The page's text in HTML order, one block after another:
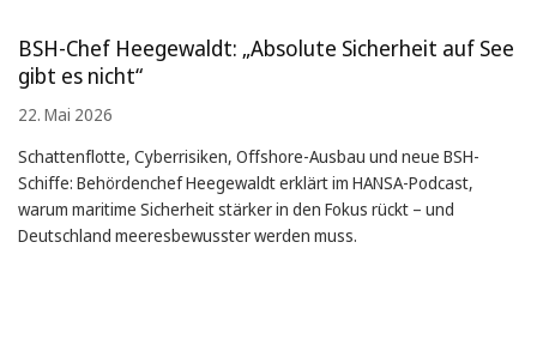
BSH-Chef Heegewaldt: „Absolute Sicherheit auf See
gibt es nicht“
22. Mai 2026
Schattenflotte, Cyberrisiken, Offshore-Ausbau und neue BSH-
Schiffe: Behördenchef Heegewaldt erklärt im HANSA-Podcast,
warum maritime Sicherheit stärker in den Fokus rückt – und
Deutschland meeresbewusster werden muss.